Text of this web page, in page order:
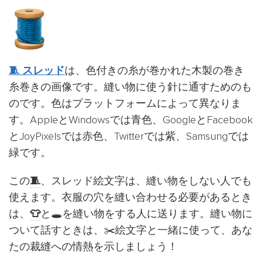
🧵 スレッドは、色付きの糸が巻かれた木製の巻き
糸巻きの画像です。縫い物に使う針に通すためのも
のです。色はプラットフォームによって異なりま
す。AppleとWindowsでは青色、GoogleとFacebook
とJoyPixelsでは赤色、Twitterでは紫、Samsungでは
緑です。
この🧵、スレッド絵文字は、縫い物をしない人でも
使えます。衣服の穴を縫い合わせる必要があるとき
は、 👕と🕳️を縫い物をする人に送ります。縫い物に
ついて話すときは、✂️絵文字と一緒に使って、あな
たの裁縫への情熱を示しましょう！